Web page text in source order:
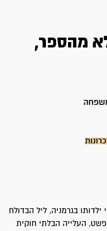
מהספר,
בגרמניה, ליל הבדולח
העלייה הבלתי חוקית